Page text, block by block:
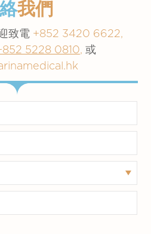
我們
致電 +852 3420 6622,
5228 0810, 或